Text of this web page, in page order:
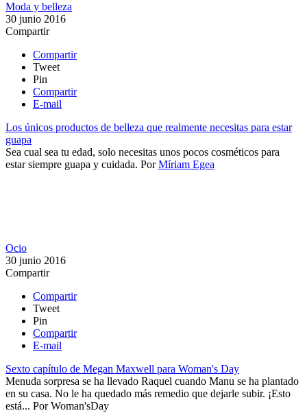
Moda y belleza
30 junio 2016
Compartir
Compartir
Tweet
Pin
Compartir
E-mail
Los únicos productos de belleza que realmente necesitas para estar
guapa
Sea cual sea tu edad, solo necesitas unos pocos cosméticos para
estar siempre guapa y cuidada. PorMíriam Egea
Ocio
30 junio 2016
Compartir
Compartir
Tweet
Pin
Compartir
E-mail
Sexto capítulo de Megan Maxwell para Woman's Day
​​Menuda sorpresa se ha llevado Raquel cuando Manu se ha plantado
en su casa. No le ha quedado más remedio que dejarle subir. ¡Esto
está... PorWoman'sDay